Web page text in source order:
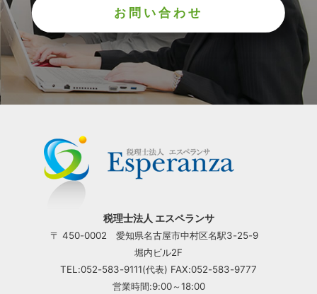
お問い合わせ
税理士法人 エスペランサ
〒 450-0002 愛知県名古屋市中村区名駅3-25-9
堀内ビル2F
TEL:052-583-9111(代表) FAX:052-583-9777
営業時間:9:00～18:00